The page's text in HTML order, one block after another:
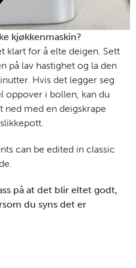
klart for å elte deigen. Sett
på lav hastighet og la den
Hvis det legger seg
oppover i bollen, kan du
ned med en deigskrape
can be edited in classic
kjøkkenmaskin?
på at det blir eltet godt,
du syns det er